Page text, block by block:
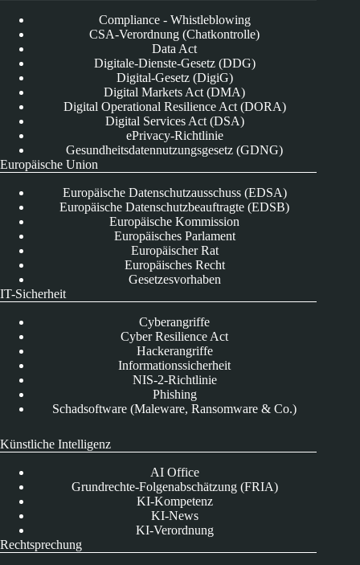
Compliance - Whistleblowing
CSA-Verordnung (Chatkontrolle)
Data Act
Digitale-Dienste-Gesetz (DDG)
Digital-Gesetz (DigiG)
Digital Markets Act (DMA)
Digital Operational Resilience Act (DORA)
Digital Services Act (DSA)
ePrivacy-Richtlinie
Gesundheitsdatennutzungsgesetz (GDNG)
Europäische Union
Europäische Datenschutzausschuss (EDSA)
Europäische Datenschutzbeauftragte (EDSB)
Europäische Kommission
Europäisches Parlament
Europäischer Rat
Europäisches Recht
Gesetzesvorhaben
IT-Sicherheit
Cyberangriffe
Cyber Resilience Act
Hackerangriffe
Informationssicherheit
NIS-2-Richtlinie
Phishing
Schadsoftware (Maleware, Ransomware & Co.)
Künstliche Intelligenz
AI Office
Grundrechte-Folgenabschätzung (FRIA)
KI-Kompetenz
KI-News
KI-Verordnung
Rechtsprechung